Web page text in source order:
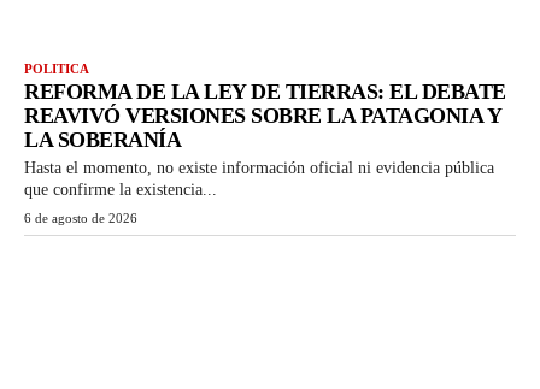
POLITICA
REFORMA DE LA LEY DE TIERRAS: EL DEBATE
REAVIVÓ VERSIONES SOBRE LA PATAGONIA Y
LA SOBERANÍA
Hasta el momento, no existe información oficial ni evidencia pública
que confirme la existencia...
6 de agosto de 2026